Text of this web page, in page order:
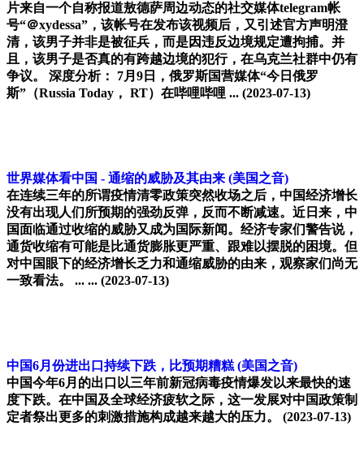
片来自一个自称报道敖德萨周边动态的社交媒体telegram帐
号“＠xydessa”，该帐号在发布该视频后，又引述官方声明澄
清，该男子并非是被征兵，而是因违反边境规定遭拘捕。并
且，该男子是否真的有跨越边境的犯行，在乌克兰社群中仍有
争议。 深度分析： 7月9日，俄罗斯国营媒体“今日俄罗
斯”（Russia Today， RT）在哔哩哔哩 ... (2023-07-13)
世界媒体看中国 - 通缩的威胁及其由来 (美国之音)
在连续三年的所谓疫情清零政策突然收场之后，中国经济增长
没有出现人们所预期的强劲反弹，反而不断减速。近日来，中
国面临通过收缩的威胁又成为国际新闻。经济专家们警告说，
通货收缩有可能是比通货膨胀更严重、跟难以摆脱的困境。但
对中国眼下的经济增长乏力和通缩威胁的由来，观察家们尚无
一致看法。 ... ... (2023-07-13)
中国6月份进出口持续下跌，比预期糟糕 (美国之音)
中国今年6月的出口以三年前新冠病毒疫情爆发以来最快的速
度下跌。在中国及全球经济疲软之际，这一发展对中国政策制
定者祭出更多的刺激措施构成越来越大的压力。
(2023-07-13)